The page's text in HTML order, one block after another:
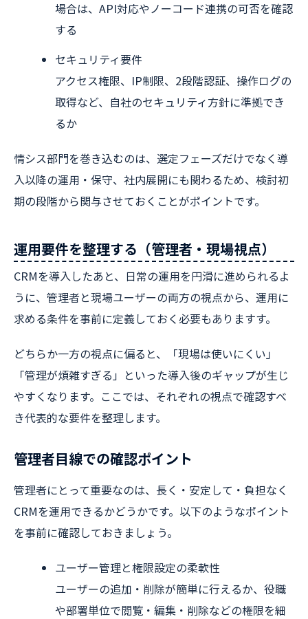
場合は、API対応やノーコード連携の可否を確認
する
セキュリティ要件
アクセス権限、IP制限、2段階認証、操作ログの
取得など、自社のセキュリティ方針に準拠でき
るか
情シス部門を巻き込むのは、選定フェーズだけでなく導
入以降の運用・保守、社内展開にも関わるため、検討初
期の段階から関与させておくことがポイントです。
運用要件を整理する（管理者・現場視点）
CRMを導入したあと、日常の運用を円滑に進められるよ
うに、管理者と現場ユーザーの両方の視点から、運用に
求める条件を事前に定義しておく必要もありますす。
どちらか一方の視点に偏ると、「現場は使いにくい」
「管理が煩雑すぎる」といった導入後のギャップが生じ
やすくなります。ここでは、それぞれの視点で確認すべ
き代表的な要件を整理します。
管理者目線での確認ポイント
管理者にとって重要なのは、長く・安定して・負担なく
CRMを運用できるかどうかです。以下のようなポイント
を事前に確認しておきましょう。
ユーザー管理と権限設定の柔軟性
ユーザーの追加・削除が簡単に行えるか、役職
や部署単位で閲覧・編集・削除などの権限を細